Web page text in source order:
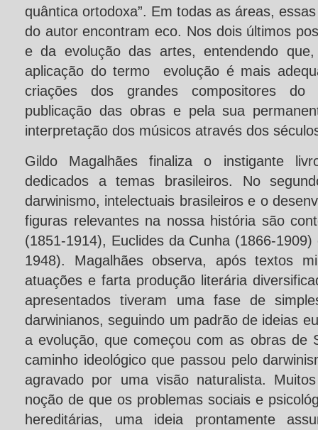
quântica ortodoxa”. Em todas as áreas,
do autor encontram eco. Nos dois últimos
e da evolução das artes, entendendo
aplicação do termo evolução é mais
criações dos grandes compositores do
publicação das obras e pela sua
interpretação dos músicos através dos
Gildo Magalhães finaliza o instigante
dedicados a temas brasileiros. No
darwinismo, intelectuais brasileiros e o
figuras relevantes na nossa história são
(1851-1914), Euclides da Cunha (1866-
1948). Magalhães observa, após textos
atuações e farta produção literária
apresentados tiveram uma fase de
darwinianos, seguindo um padrão de ideias
a evolução, que começou com as obras de
caminho ideológico que passou pelo
agravado por uma visão naturalista.
noção de que os problemas sociais e
hereditárias, uma ideia prontamente